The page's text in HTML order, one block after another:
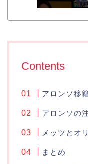
Contents
アロンソ移
アロンソの
メッツとオ
まとめ